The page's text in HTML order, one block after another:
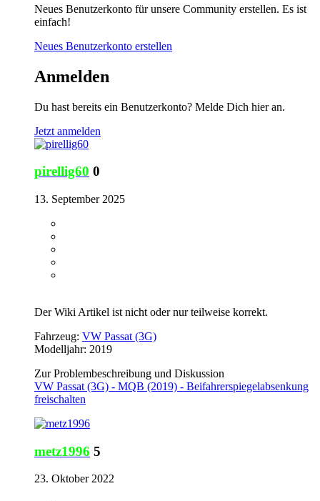
Neues Benutzerkonto für unsere Community erstellen. Es ist
einfach!
Neues Benutzerkonto erstellen
Anmelden
Du hast bereits ein Benutzerkonto? Melde Dich hier an.
Jetzt anmelden
pirellig60 0
13. September 2025
Der Wiki Artikel ist nicht oder nur teilweise korrekt.
Fahrzeug: VW Passat (3G)
Modelljahr: 2019
Zur Problembeschreibung und Diskussion
VW Passat (3G) - MQB (2019) - Beifahrerspiegelabsenkung
freischalten
metz1996 5
23. Oktober 2022